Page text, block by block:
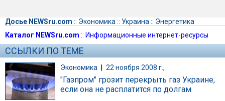
Досье NEWSru.com :: Экономика :: Украина :: Энергетика
Каталог NEWSru.com :: Информационные интернет-ресурсы
ССЫЛКИ ПО ТЕМЕ
Экономика | 22 ноября 2008 г.,
"Газпром" грозит перекрыть газ Украине,
если она не расплатится по долгам